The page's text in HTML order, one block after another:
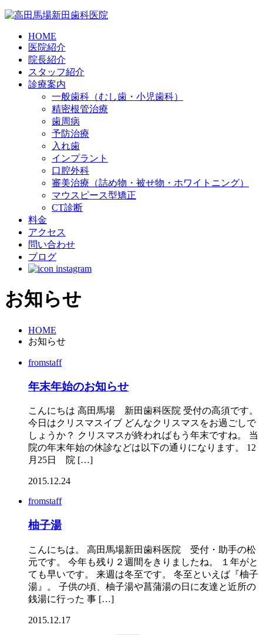
HOME
医院紹介
院長紹介
スタッフ紹介
診療案内
一般歯科（むし歯・小児歯科）
精密根管治療
歯周病
予防治療
入れ歯
インプラント
口腔外科
審美治療（詰め物・被せ物・ホワイトニング）
マウスピース型矯正
CT診断
料金
アクセス
問い合わせ
ブログ
お知らせ
HOME
お知らせ
fromstaff
年末年始のお知らせ
こんにちは 高田馬場 新田歯科医院 受付の高須です。
今日はクリスマスイブ どんなクリスマスをお過ごしで
しょうか？ クリスマスが終わればもう年末ですね。 当
院の年末年始の休診などは以下の通りになります。 12
月25日 院 […]
2015.12.24
fromstaff
柚子湯
こんにちは。 高田馬場新田歯科医院 受付・助手の松
元です。 今年も残り２週間をきりましたね。 １年がと
ても早いです。 来週は冬至です。 冬至といえば『柚子
湯』。 子供の頃、柚子湯や菖蒲湯の日に友達と近所の
銭湯に行った 事 […]
2015.12.17